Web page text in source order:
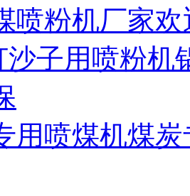
喷粉机厂家
子用喷粉机
用喷煤机煤